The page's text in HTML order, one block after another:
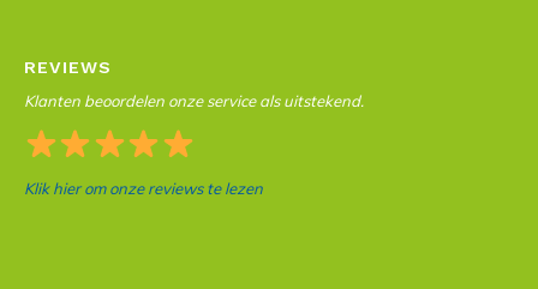
REVIEWS
Klanten beoordelen onze service als uitstekend.
Klik hier om onze reviews te lezen